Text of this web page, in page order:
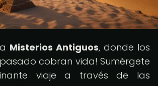
Misterios Antiguos, donde los
cobran vida! Sumérgete
viaje a través de las